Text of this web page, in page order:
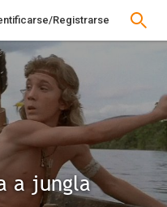
Registrarse
a jungla